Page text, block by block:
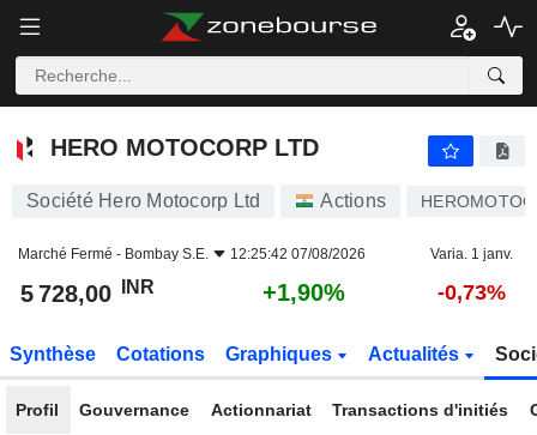
HERO MOTOCORP LTD
HERO MOTOCORP LTD
Société Hero Motocorp Ltd Actions
Marché Fermé - Bombay S.E. 12:25:42 07/08/2026 Varia. 1 janv.
5 728,00 INR +1,90% -0,73%
Synthèse Cotations Graphiques Actualités
Profil Gouvernance Actionnariat Transactions d'initiés